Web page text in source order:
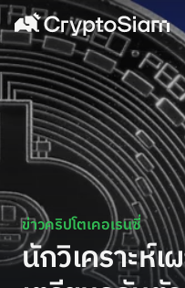
ข่าวคริปโตเคอเรนซี่
นักวิเคราะห์